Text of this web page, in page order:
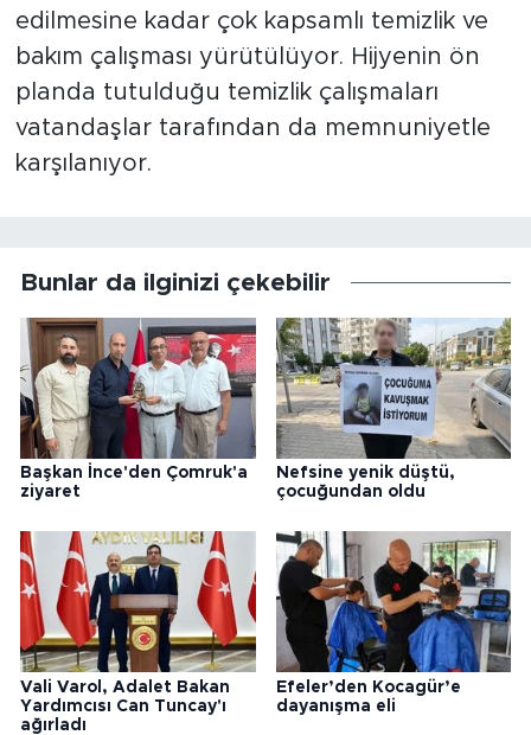
edilmesine kadar çok kapsamlı temizlik ve
bakım çalışması yürütülüyor. Hijyenin ön
planda tutulduğu temizlik çalışmaları
vatandaşlar tarafından da memnuniyetle
karşılanıyor.
Bunlar da ilginizi çekebilir
Başkan İnce'den Çomruk'a
ziyaret
Nefsine yenik düştü,
çocuğundan oldu
Vali Varol, Adalet Bakan
Yardımcısı Can Tuncay'ı
ağırladı
Efeler’den Kocagür’e
dayanışma eli